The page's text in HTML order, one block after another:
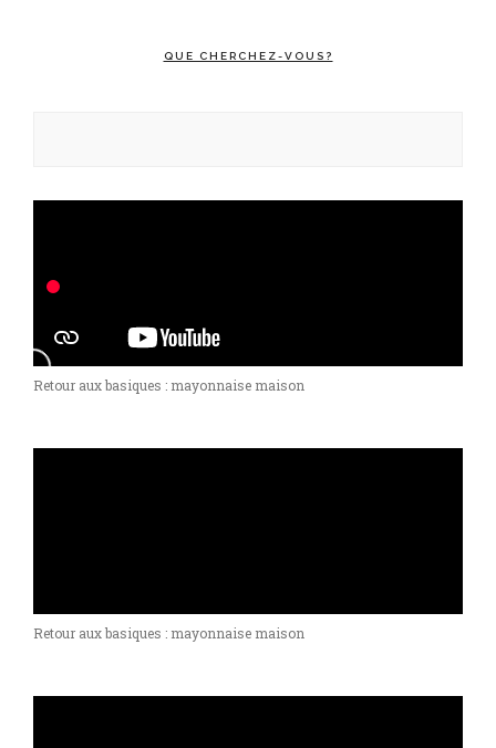
QUE CHERCHEZ-VOUS?
Retour aux basiques : mayonnaise maison
Retour aux basiques : mayonnaise maison